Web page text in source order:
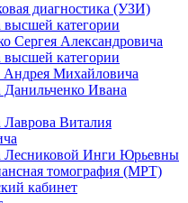
диагностика (УЗИ)
категории
Сергея Александровича
категории
Андрея Михайловича
Ивана
Виталия
Лесниковой Инги Юрьевны
томография (МРТ)
кабинет